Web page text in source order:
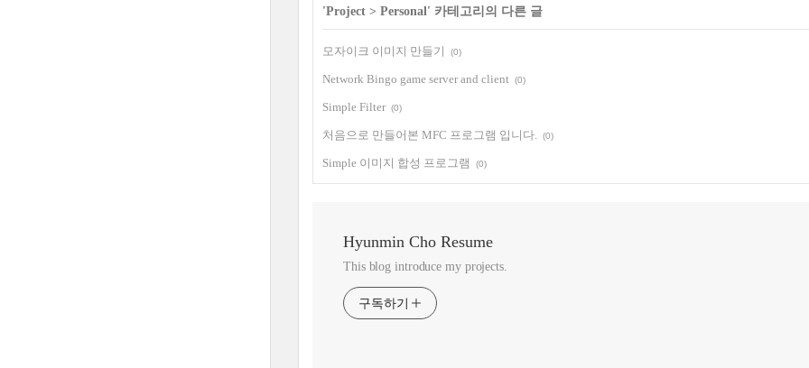
'Project > Personal' 카테고리의 다른 글
모자이크 이미지 만들기 (0)
Network Bingo game server and client (0)
Simple Filter (0)
처음으로 만들어본 MFC 프로그램 입니다. (0)
Simple 이미지 합성 프로그램 (0)
Hyunmin Cho Resume
This blog introduce my projects.
구독하기